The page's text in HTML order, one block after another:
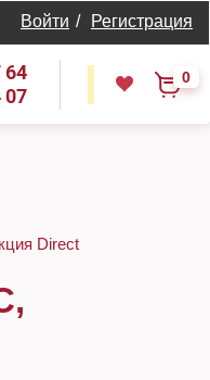
Войти / Регистрация
64
07
0
Direct